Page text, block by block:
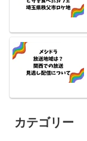
カテゴリー